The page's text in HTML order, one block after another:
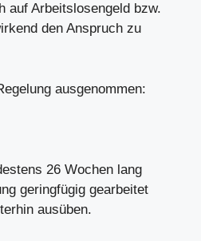
auf Arbeitslosengeld bzw.
den Anspruch zu
ausgenommen:
26 Wochen lang
geringfügig gearbeitet
ausüben.